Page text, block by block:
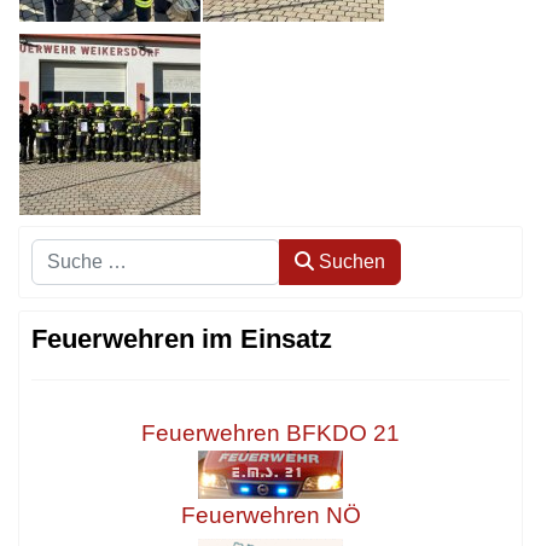
Suchen Suchen
Feuerwehren im Einsatz
Feuerwehren BFKDO 21
Feuerwehren NÖ